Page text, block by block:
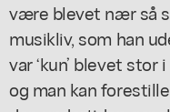
være blevet nær så
musikliv, som han
var ‘kun’ blevet stor
og man kan